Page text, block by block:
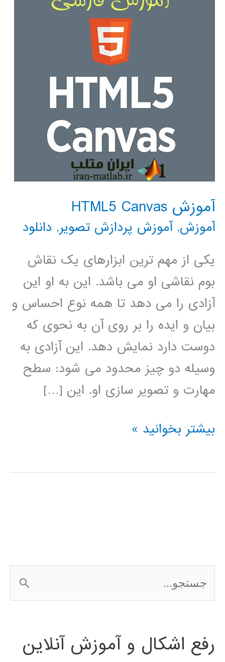
آموزش HTML5 Canvas
آموزش,آموزش پردازش تصویر, دانلود
یکی از مهم ترین ابزارهای یک نقاش
بوم نقاشی او می باشد. این به او این
آزادی را می دهد تا همه نوع احساس و
بیان و ایده را بر روی آن به نحوی که
دوست دارد نمایش دهد. این آزادی به
وسیله دو چیز محدود می شود: سطح
مهارت و تصویر سازی او. این […]
آموزش
Canvas
بیشتر بخوانید »
س
ج
رفع اشکال و آموزش آنلاین